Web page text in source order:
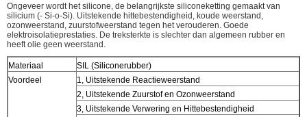
Ongeveer wordt het silicone, de belangrijkste siliconeketting gemaakt van
silicium (- Si-o-Si). Uitstekende hittebestendigheid, koude weerstand,
ozonweerstand, zuurstofweerstand tegen het verouderen. Goede
elektroisolatieprestaties. De treksterkte is slechter dan algemeen rubber en
heeft olie geen weerstand.
Materiaal
SIL (Siliconerubber)
Voordeel
1, Uitstekende Reactieweerstand
2, Uitstekende Zuurstof en Ozonweerstand
3, Uitstekende Verwering en Hittebestendigheid